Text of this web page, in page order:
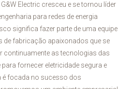
Electric cresceu e se tornou líder
para redes de energia
significa fazer parte de uma equipe
de fabricação apaixonados que se
continuamente as tecnologias das
fornecer eletricidade segura e
é focada no sucesso dos